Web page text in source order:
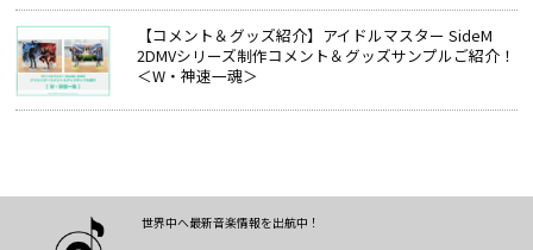
【コメント＆グッズ紹介】アイドルマスター SideM
2DMVシリーズ制作コメント＆グッズサンプルご紹介！
＜W・神速一魂＞
世界中へ最新音楽情報を出航中！